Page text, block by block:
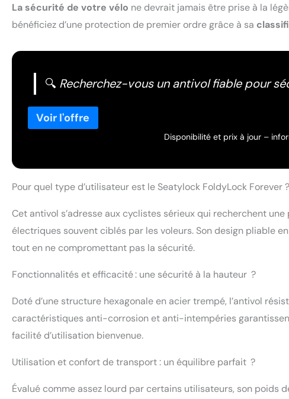
La sécurité de votre vélo ne devrait jamais être prise à la
bénéficiez d’une protection de premier ordre grâce à sa
🔍 Recherchez-vous un antivol fiable pour
Disponibilité et prix à jour –
Pour quel type d’utilisateur est le Seatylock FoldyLock Forever ?
Cet antivol s’adresse aux cyclistes sérieux qui recherchent
électriques souvent ciblés par les voleurs. Son design pliable
tout en ne compromettant pas la sécurité.
Fonctionnalités et efficacité : une sécurité à la hauteur ?
Doté d’une structure hexagonale en acier trempé, l’antivol
caractéristiques anti-corrosion et anti-intempéries
facilité d’utilisation bienvenue.
Utilisation et confort de transport : un équilibre parfait ?
Évalué comme assez lourd par certains utilisateurs, son poids